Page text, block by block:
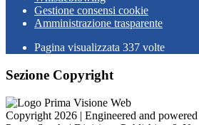
Gestione consensi cookie
Amministrazione trasparente
Pagina visualizzata 337 volte
Sezione Copyright
Copyright 2026 | Engineered and